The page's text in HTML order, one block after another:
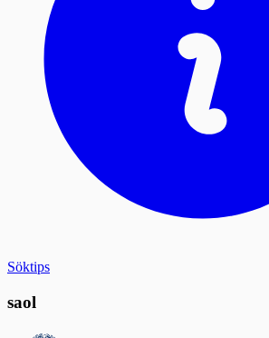
Söktips
saol